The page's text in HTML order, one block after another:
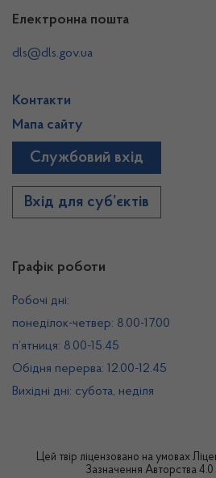
Графік роботи
Робочі дні:
понеділок-четвер: 8.00-17.00
п’ятниця: 8.00-15.45
Обідня перерва: 12.00-12.45
Вихідні дні: субота, неділя
Електронна пошта
dls@dls.gov.ua
Контакти
Мапа сайту
Службовий вхід
Вхід для суб’єктів
Цей твір ліцензовано на умовах
Зазначення Авторства